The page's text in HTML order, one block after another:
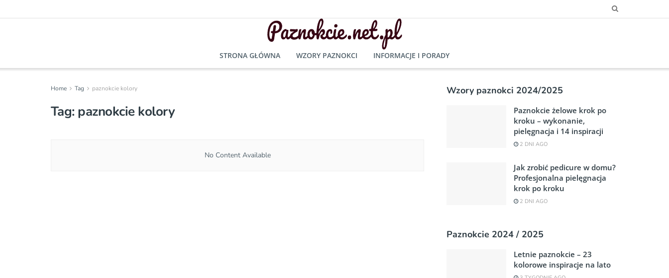
STRONA GŁÓWNA WZORY PAZNOKCI INFORMACJE I PORADY
Home Tag paznokcie kolory
Tag: paznokcie kolory
No Content Available
Wzory paznokci 2024/2025
Paznokcie żelowe krok po
kroku – wykonanie,
pielęgnacja i 14 inspiracji
2 DNI AGO
Jak zrobić pedicure w domu?
Profesjonalna pielęgnacja
krok po kroku
2 DNI AGO
Paznokcie 2024 / 2025
Letnie paznokcie – 23
kolorowe inspiracje na lato